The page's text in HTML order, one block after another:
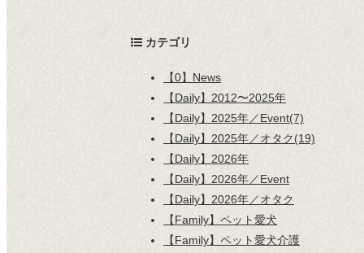
カテゴリ
【0】News
【Daily】2012〜2025年
【Daily】2025年／Event(7)
【Daily】2025年／オタク(19)
【Daily】2026年
【Daily】2026年／Event
【Daily】2026年／オタク
【Family】ペット愛犬
【Family】ペット愛犬介護